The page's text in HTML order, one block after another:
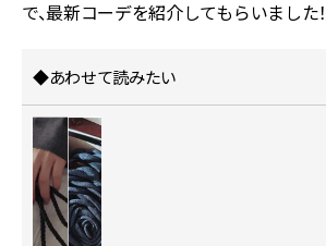
で、最新コーデを紹介してもらいました！
◆あわせて読みたい